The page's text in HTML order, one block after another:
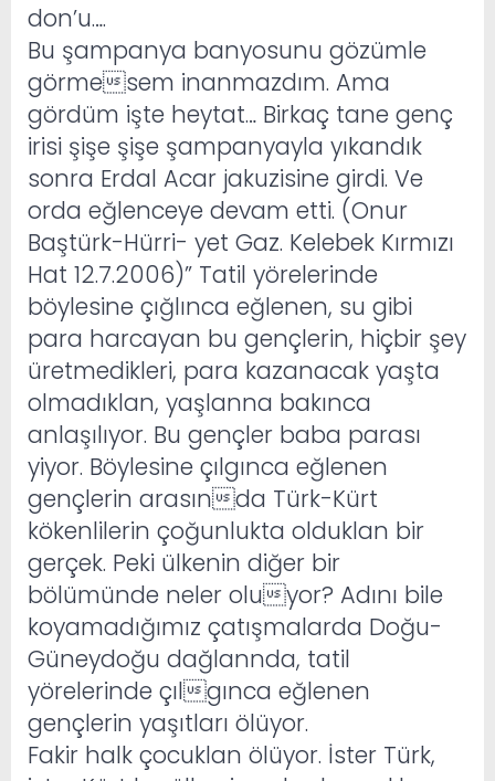
don’u….
Bu şampanya banyosunu gözümle
görmesem inanmazdım. Ama
gördüm işte heytat… Birkaç tane genç
irisi şişe şişe şampanyayla yıkandık
sonra Erdal Acar jakuzisine girdi. Ve
orda eğlenceye devam etti. (Onur
Baştürk-Hürri- yet Gaz. Kelebek Kırmızı
Hat 12.7.2006)” Tatil yörelerinde
böylesine çığlınca eğlenen, su gibi
para harcayan bu gençlerin, hiçbir şey
üretmedikleri, para kazanacak yaşta
olmadıklan, yaşlanna bakınca
anlaşılıyor. Bu gençler baba parası
yiyor. Böylesine çılgınca eğlenen
gençlerin arasında Türk-Kürt
kökenlilerin çoğunlukta olduklan bir
gerçek. Peki ülkenin diğer bir
bölümünde neler oluyor? Adını bile
koyamadığımız çatışmalarda Doğu-
Güneydoğu dağlannda, tatil
yörelerinde çılgınca eğlenen
gençlerin yaşıtları ölüyor.
Fakir halk çocuklan ölüyor. İster Türk,